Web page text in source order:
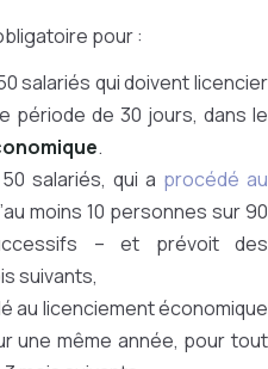
pour :
salariés qui doivent licencier
période de 30 jours, dans le
.
salariés, qui a procédé au
moins 10 personnes sur 90
– et prévoit des
suivants,
au licenciement économique
une même année, pour tout